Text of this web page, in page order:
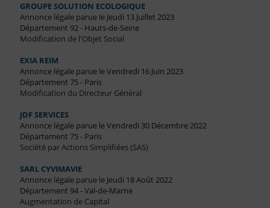
GROUPE SOLUTION ECOLOGIQUE
Annonce légale parue le Jeudi 13 Juillet 2023
Département 92 - Hauts-de-Seine
Modification de l'Objet Social
EXIA REIM
Annonce légale parue le Vendredi 16 Juin 2023
Département 75 - Paris
Modification du Directeur Général
JDF SERVICES
Annonce légale parue le Vendredi 30 Décembre 2022
Département 75 - Paris
Société par Actions Simplifiées (SAS)
SARL CYVIMAVIE
Annonce légale parue le Jeudi 18 Août 2022
Département 94 - Val-de-Marne
Augmentation de Capital